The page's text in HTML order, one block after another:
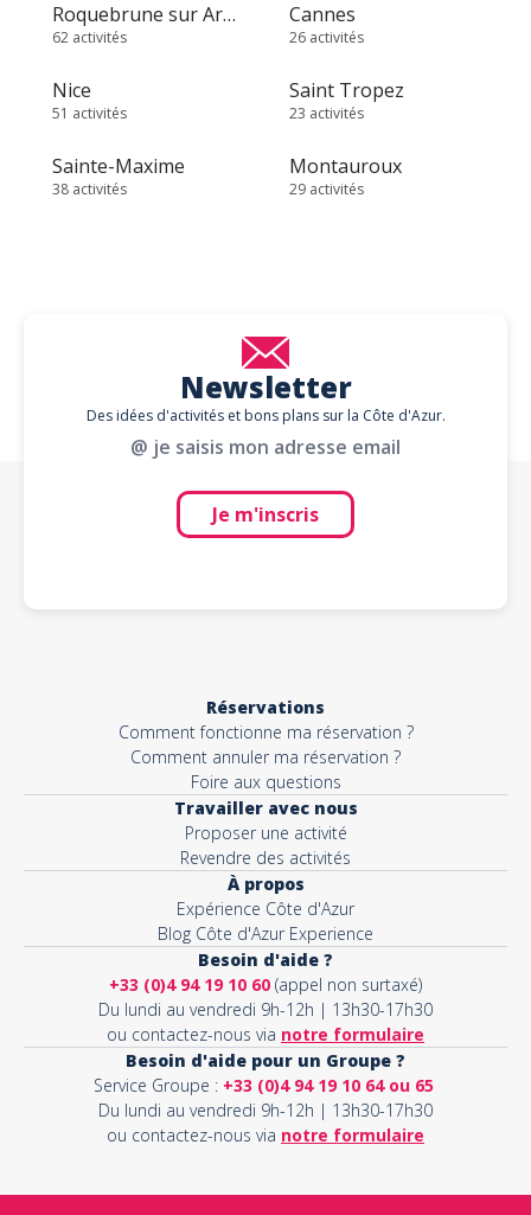
Roquebrune sur Argens
62 activités
Cannes
26 activités
Nice
51 activités
Saint Tropez
23 activités
Sainte-Maxime
38 activités
Montauroux
29 activités
Newsletter
Des idées d'activités et bons plans sur la Côte d'Azur.
@ je saisis mon adresse email
Je m'inscris
Réservations
Comment fonctionne ma réservation ?
Comment annuler ma réservation ?
Foire aux questions
Travailler avec nous
Proposer une activité
Revendre des activités
À propos
Expérience Côte d'Azur
Blog Côte d'Azur Experience
Besoin d'aide ?
+33 (0)4 94 19 10 60 (appel non surtaxé)
Du lundi au vendredi 9h-12h | 13h30-17h30
ou contactez-nous via notre formulaire
Besoin d'aide pour un Groupe ?
Service Groupe : +33 (0)4 94 19 10 64 ou 65
Du lundi au vendredi 9h-12h | 13h30-17h30
ou contactez-nous via notre formulaire